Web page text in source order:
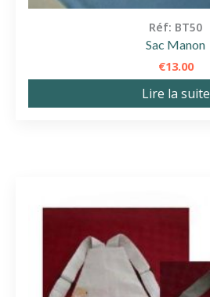
Réf: BT50
Sac Manon
€13.00
Lire la suite